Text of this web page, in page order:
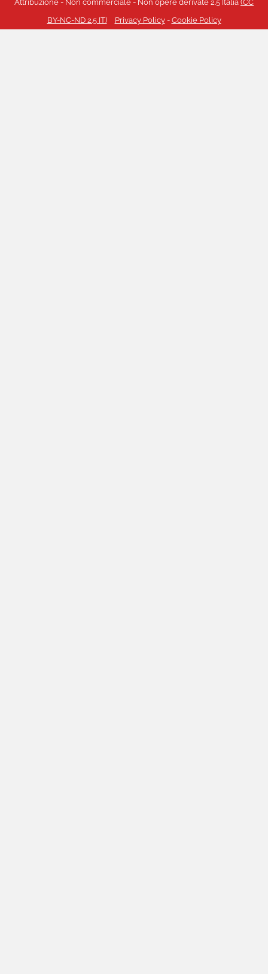
Attribuzione - Non commerciale - Non opere derivate 2.5 Italia (CC
BY-NC-ND 2.5 IT)
Privacy Policy- Cookie Policy